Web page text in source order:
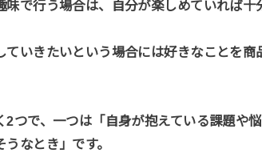
で行う場合は、自分が楽しめていれば十
ていきたいという場合には好きなことを商
つで、一つは「自身が抱えている課題や
なとき」です。